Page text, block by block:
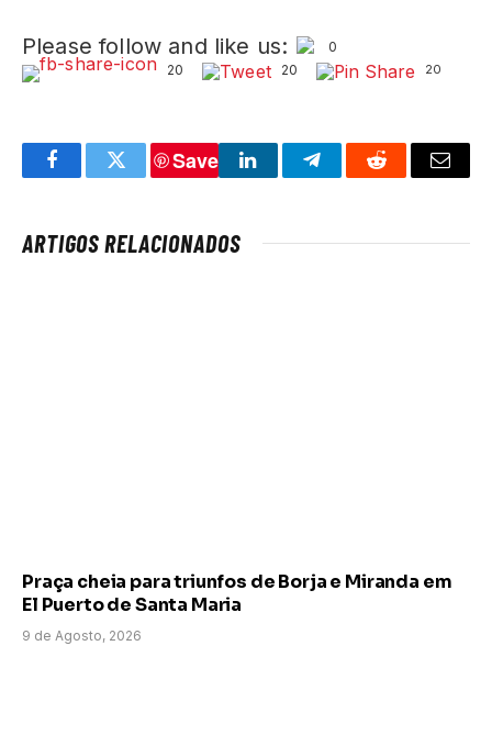
Please follow and like us:
0
20
20 20
FacebookTwitter
Save
LinkedInTelegramReddit Email
ARTIGOS RELACIONADOS
Praça cheia para triunfos de Borja e Miranda em
El Puerto de Santa Maria
9 de Agosto, 2026